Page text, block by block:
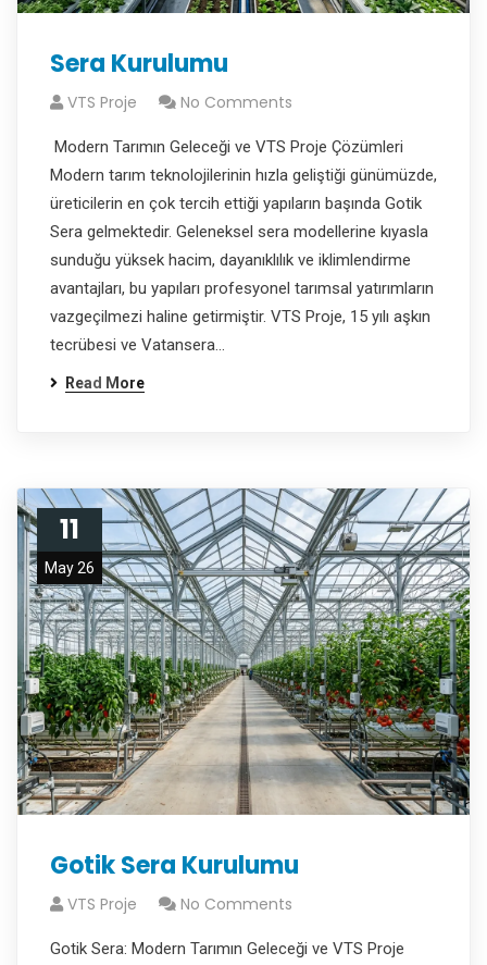
Sera Kurulumu
VTS Proje No Comments
Modern Tarımın Geleceği ve VTS Proje Çözümleri
Modern tarım teknolojilerinin hızla geliştiği günümüzde,
üreticilerin en çok tercih ettiği yapıların başında Gotik
Sera gelmektedir. Geleneksel sera modellerine kıyasla
sunduğu yüksek hacim, dayanıklılık ve iklimlendirme
avantajları, bu yapıları profesyonel tarımsal yatırımların
vazgeçilmezi haline getirmiştir. VTS Proje, 15 yılı aşkın
tecrübesi ve Vatansera…
Read More
11
May 26
Gotik Sera Kurulumu
VTS Proje No Comments
Gotik Sera: Modern Tarımın Geleceği ve VTS Proje